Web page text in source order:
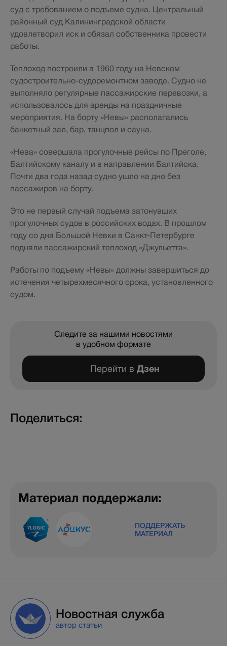
суд с требованием о подъеме судна. Центральный
районный суд Калининградской области
удовлетворил иск и обязал собственника провести
работы.
Теплоход построили в 1960 году на Невском
судостроительно-судоремонтном заводе. Судно не
выполняло регулярные пассажирские перевозки, а
использовалось для аренды на праздничные
мероприятия. На борту «Невы» располагались
банкетный зал, бар, танцпол и сауна.
«Нева» совершала прогулочные рейсы по Преголе,
Балтийскому каналу и в направлении Балтийска.
Почти два года назад судно ушло на дно без
пассажиров на борту.
Это не первый случай подъема затонувших
прогулочных судов в российских водах. В прошлом
году со дна Большой Невки в Санкт-Петербурге
подняли пассажирский теплоход «Джульетта».
Работы по подъему «Невы» должны завершиться до
истечения четырехмесячного срока, установленного
судом.
Следите за нашими новостями
в удобном формате
Перейти в Дзен
Поделиться:
Материал поддержали:
ПОДДЕРЖАТЬ
МАТЕРИАЛ
Новостная служба
автор статьи